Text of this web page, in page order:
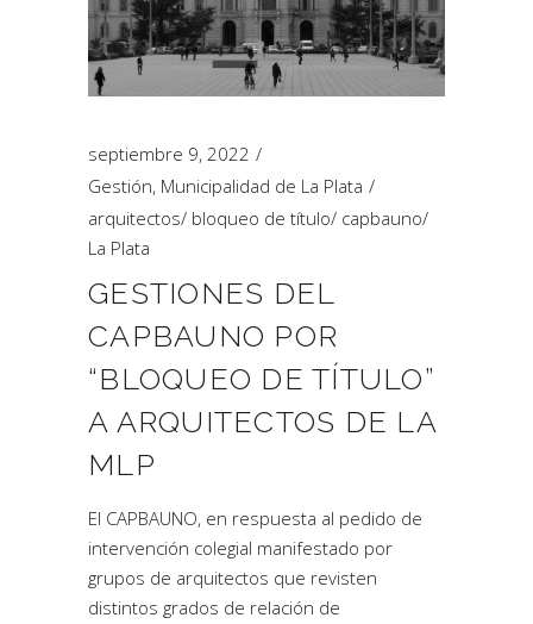
septiembre 9, 2022
Gestión, Municipalidad de La Plata
arquitectos/ bloqueo de título/ capbauno/
La Plata
GESTIONES DEL
CAPBAUNO POR
“BLOQUEO DE TÍTULO”
A ARQUITECTOS DE LA
MLP
El CAPBAUNO, en respuesta al pedido de
intervención colegial manifestado por
grupos de arquitectos que revisten
distintos grados de relación de